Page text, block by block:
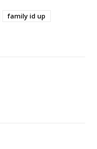
family id up